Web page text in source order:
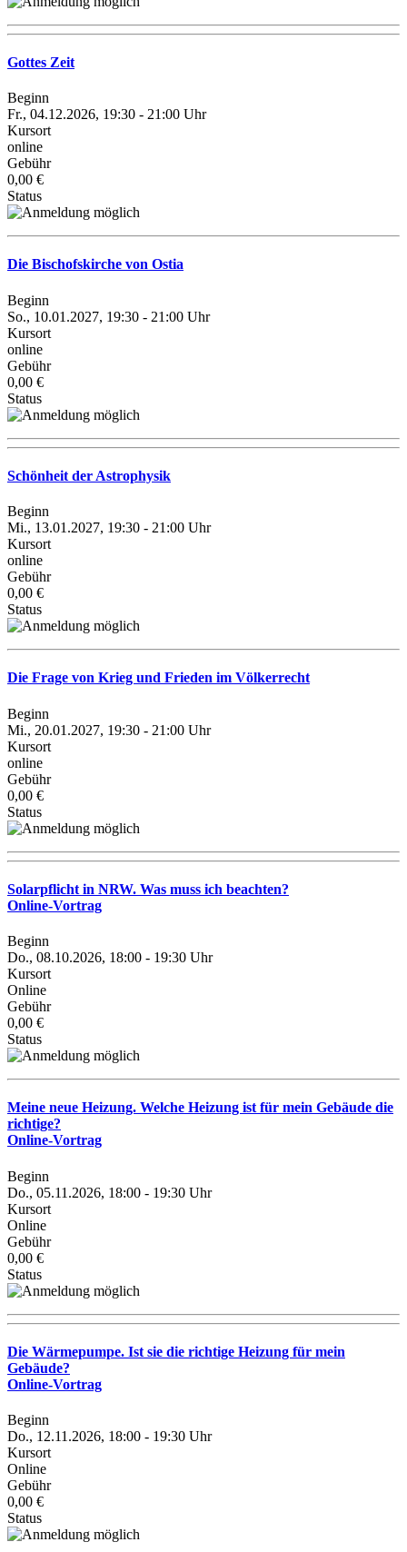
Gottes Zeit
Beginn
Fr., 04.12.2026, 19:30 - 21:00 Uhr
Kursort
online
Gebühr
0,00 €
Status
Die Bischofskirche von Ostia
Beginn
So., 10.01.2027, 19:30 - 21:00 Uhr
Kursort
online
Gebühr
0,00 €
Status
Schönheit der Astrophysik
Beginn
Mi., 13.01.2027, 19:30 - 21:00 Uhr
Kursort
online
Gebühr
0,00 €
Status
Die Frage von Krieg und Frieden im Völkerrecht
Beginn
Mi., 20.01.2027, 19:30 - 21:00 Uhr
Kursort
online
Gebühr
0,00 €
Status
Solarpflicht in NRW. Was muss ich beachten?
Online-Vortrag
Beginn
Do., 08.10.2026, 18:00 - 19:30 Uhr
Kursort
Online
Gebühr
0,00 €
Status
Meine neue Heizung. Welche Heizung ist für mein Gebäude die
richtige?
Online-Vortrag
Beginn
Do., 05.11.2026, 18:00 - 19:30 Uhr
Kursort
Online
Gebühr
0,00 €
Status
Die Wärmepumpe. Ist sie die richtige Heizung für mein
Gebäude?
Online-Vortrag
Beginn
Do., 12.11.2026, 18:00 - 19:30 Uhr
Kursort
Online
Gebühr
0,00 €
Status